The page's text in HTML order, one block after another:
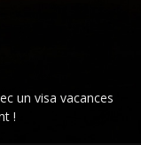
un visa vacances
!